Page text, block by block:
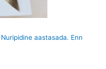
aastasada. Enn